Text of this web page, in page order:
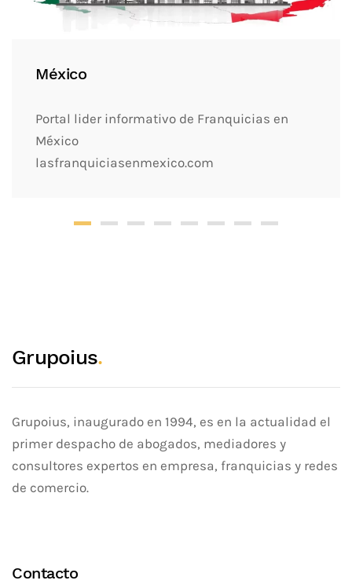
México
Portal lider informativo de Franquicias en
México
lasfranquiciasenmexico.com
Grupoius.
Grupoius, inaugurado en 1994, es en la actualidad el
primer despacho de abogados, mediadores y
consultores expertos en empresa, franquicias y redes
de comercio.
Contacto